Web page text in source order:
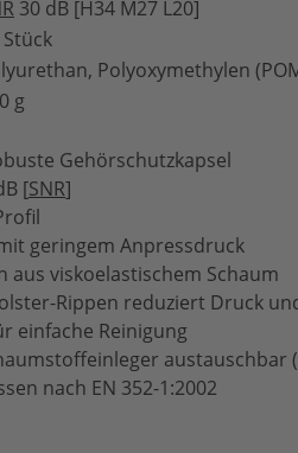
30 dB [H34 M27 L20]
Stück
Polyoxymethylen
g
Gehörschutzkapsel
[SNR]
geringem Anpressdruck
aus viskoelastischem Schaum
Rippen reduziert Druck
einfache Reinigung
austauschbar
nach EN 352-1:2002